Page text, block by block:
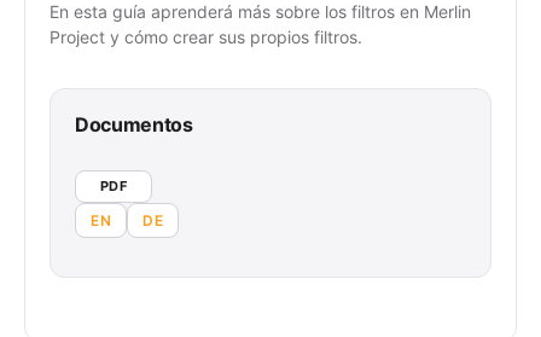
En esta guía aprenderá más sobre los filtros en Merlin
Project y cómo crear sus propios filtros.
Documentos
PDF
EN DE